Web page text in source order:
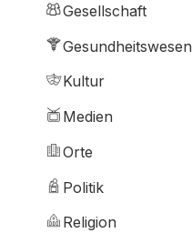
Gesellschaft
Gesundheitswesen
Kultur
Medien
Orte
Politik
Religion